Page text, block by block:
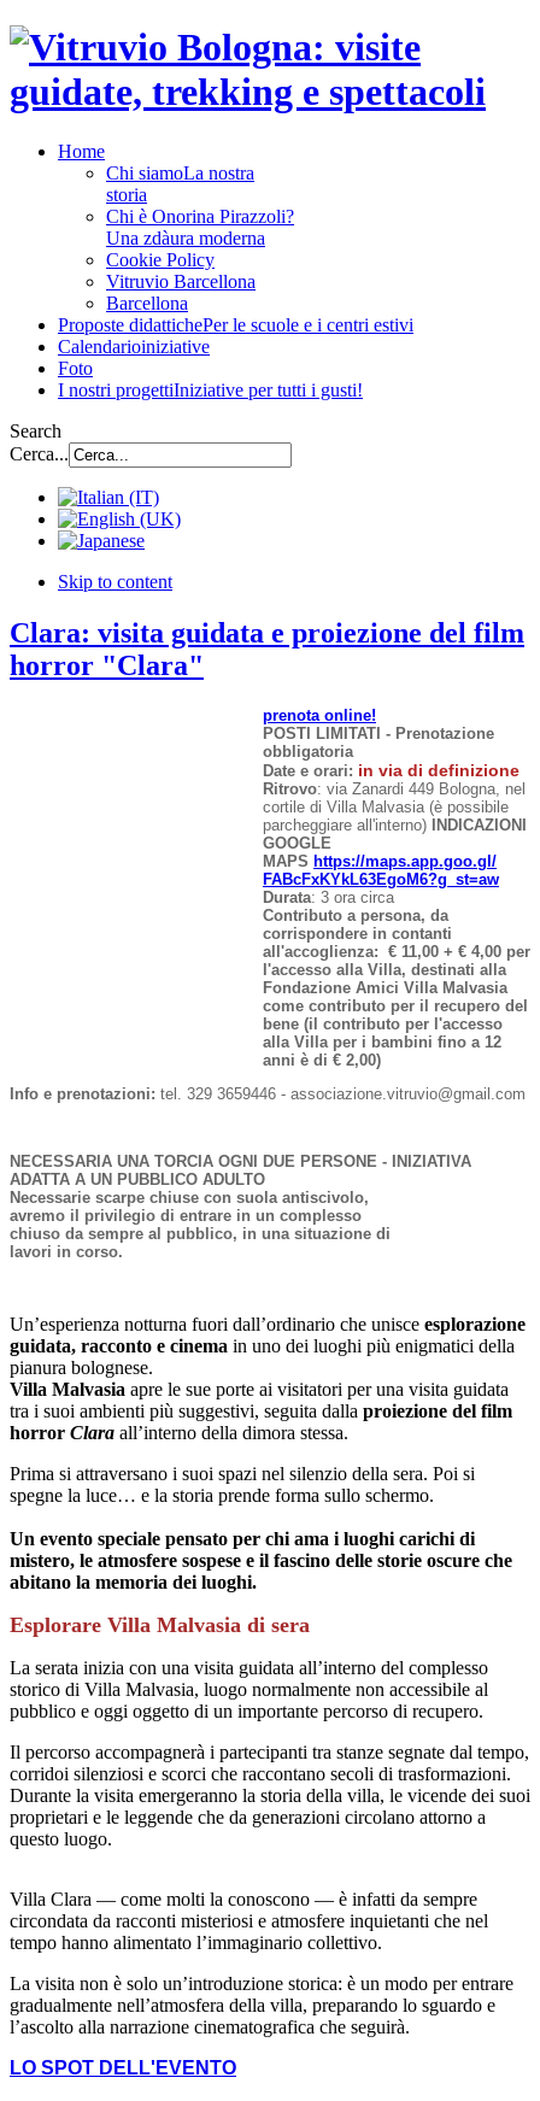
Home
Chi siamoLa nostra
storia
Chi è Onorina Pirazzoli?
Una zdàura moderna
Cookie Policy
Vitruvio Barcellona
Barcellona
Proposte didattichePer le scuole e i centri estivi
Calendarioiniziative
Foto
I nostri progettiIniziative per tutti i gusti!
Search
Cerca...
Skip to content
Clara: visita guidata e proiezione del film
horror "Clara"
prenota online!
POSTI LIMITATI - Prenotazione
obbligatoria
Date e orari: in via di definizione
Ritrovo: via Zanardi 449 Bologna, nel
cortile di Villa Malvasia (è possibile
parcheggiare all'interno) INDICAZIONI
GOOGLE
MAPS https://maps.app.goo.gl/
FABcFxKYkL63EgoM6?g_st=aw
Durata: 3 ora circa
Contributo a persona, da
corrispondere in contanti
all'accoglienza: € 11,00 + € 4,00 per
l'accesso alla Villa, destinati alla
Fondazione Amici Villa Malvasia
come contributo per il recupero del
bene (il contributo per l'accesso
alla Villa per i bambini fino a 12
anni è di € 2,00)
Info e prenotazioni: tel. 329 3659446 - associazione.vitruvio@gmail.com
NECESSARIA UNA TORCIA OGNI DUE PERSONE - INIZIATIVA
ADATTA A UN PUBBLICO ADULTO
Necessarie scarpe chiuse con suola antiscivolo,
avremo il privilegio di entrare in un complesso
chiuso da sempre al pubblico, in una situazione di
lavori in corso.
Un’esperienza notturna fuori dall’ordinario che unisce esplorazione
guidata, racconto e cinema in uno dei luoghi più enigmatici della
pianura bolognese.
Villa Malvasia apre le sue porte ai visitatori per una visita guidata
tra i suoi ambienti più suggestivi, seguita dalla proiezione del film
horror Clara all’interno della dimora stessa.
Prima si attraversano i suoi spazi nel silenzio della sera. Poi si
spegne la luce… e la storia prende forma sullo schermo.
Un evento speciale pensato per chi ama i luoghi carichi di
mistero, le atmosfere sospese e il fascino delle storie oscure che
abitano la memoria dei luoghi.
Esplorare Villa Malvasia di sera
La serata inizia con una visita guidata all’interno del complesso
storico di Villa Malvasia, luogo normalmente non accessibile al
pubblico e oggi oggetto di un importante percorso di recupero.
Il percorso accompagnerà i partecipanti tra stanze segnate dal tempo,
corridoi silenziosi e scorci che raccontano secoli di trasformazioni.
Durante la visita emergeranno la storia della villa, le vicende dei suoi
proprietari e le leggende che da generazioni circolano attorno a
questo luogo.
Villa Clara — come molti la conoscono — è infatti da sempre
circondata da racconti misteriosi e atmosfere inquietanti che nel
tempo hanno alimentato l’immaginario collettivo.
La visita non è solo un’introduzione storica: è un modo per entrare
gradualmente nell’atmosfera della villa, preparando lo sguardo e
l’ascolto alla narrazione cinematografica che seguirà.
LO SPOT DELL'EVENTO